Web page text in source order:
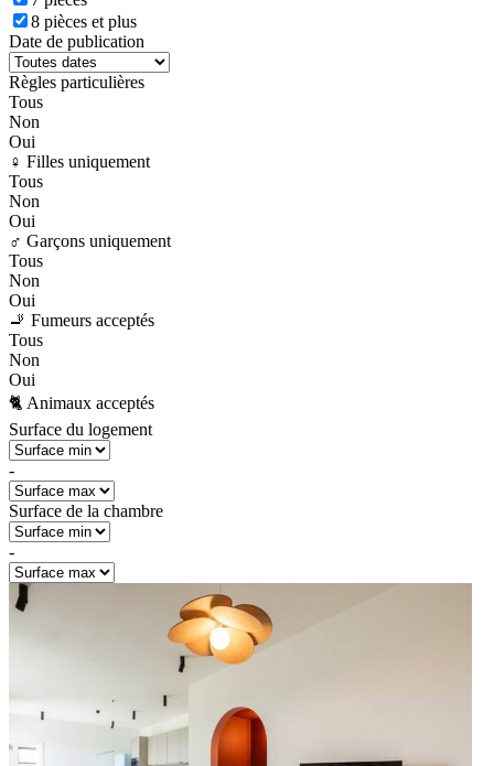
8 pièces et plus
Date de publication
Règles particulières
Tous
Non
Oui
♀️ Filles uniquement
Tous
Non
Oui
♂️ Garçons uniquement
Tous
Non
Oui
🚬 Fumeurs acceptés
Tous
Non
Oui
🐈 Animaux acceptés
Surface du logement
-
Surface de la chambre
-